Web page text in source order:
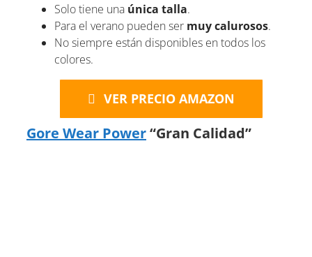
Solo tiene una única talla.
Para el verano pueden ser muy calurosos.
No siempre están disponibles en todos los
colores.
VER PRECIO AMAZON
Gore Wear Power“Gran Calidad”